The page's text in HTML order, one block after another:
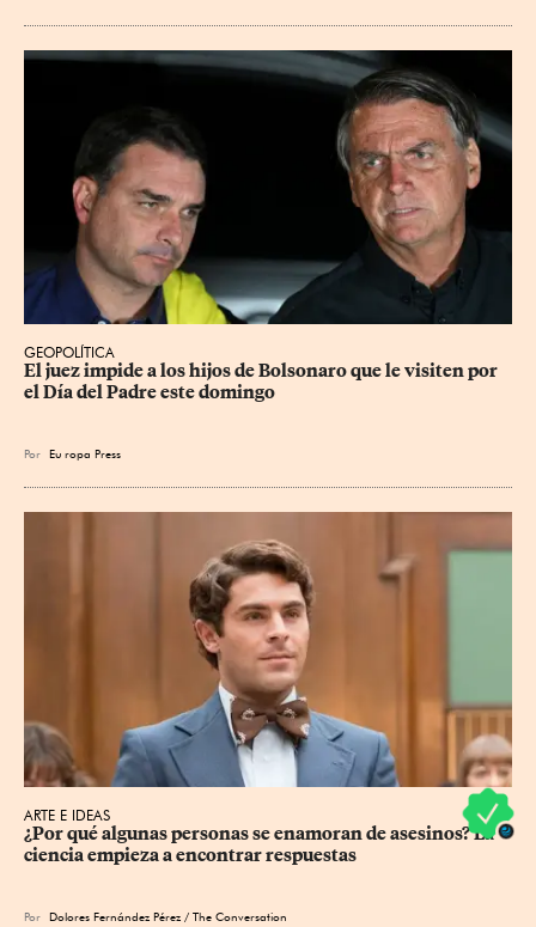
GEOPOLÍTICA
El juez impide a los hijos de Bolsonaro que le visiten por
el Día del Padre este domingo
Por Eu ropa Press
ARTE E IDEAS
¿Por qué algunas personas se enamoran de asesinos? La
ciencia empieza a encontrar respuestas
Por Dolores Fernández Pérez / The Conversation